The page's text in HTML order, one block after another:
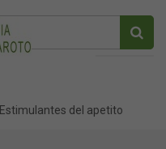
Estimulantes del apetito